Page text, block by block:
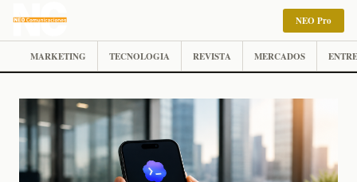
NEO Pro
MARKETING TECNOLOGIA REVISTA MERCADOS